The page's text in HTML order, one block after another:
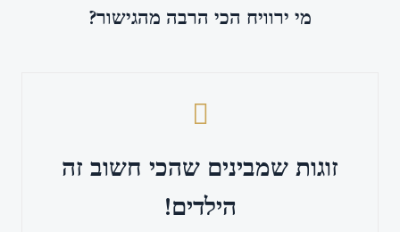
מי ירוויח הכי הרבה מהגישור?
זוגות שמבינים שהכי חשוב זה
הילדים!